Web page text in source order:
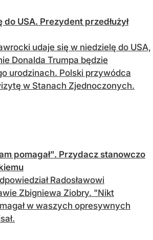
USA. Prezydent przedłużył
udaje się w niedzielę do USA,
Donalda Trumpa będzie
urodzinach. Polski przywódca
w Stanach Zjednoczonych.
pomagał". Przydacz stanowczo
Radosławowi
Zbigniewa Ziobry. "Nikt
w waszych opresywnych